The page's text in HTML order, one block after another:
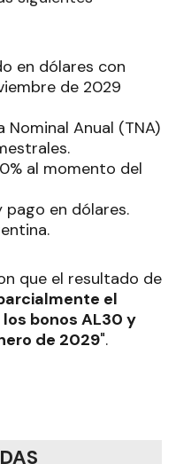
en dólares con
de 2029
Nominal Anual (TNA)
al momento del
en dólares.
que el resultado de
el
bonos AL30 y
de 2029".